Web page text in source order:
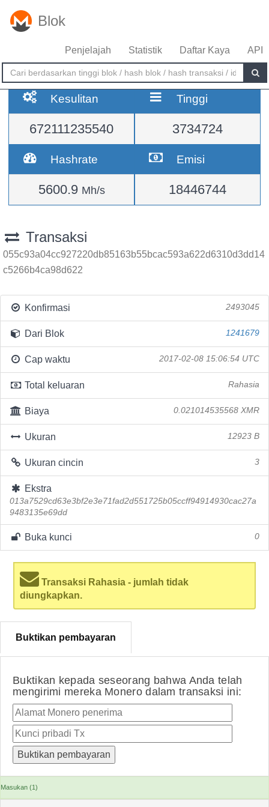
Blok
Penjelajah Statistik Daftar Kaya API
Kesulitan
672111235540
Tinggi
3734724
Hashrate
5600.9 Mh/s
Emisi
18446744
Transaksi
055c93a04cc927220db85163b55bcac593a622d6310d3dd14
c5266b4ca98d622
Konfirmasi 2493045
Dari Blok 1241679
Cap waktu 2017-02-08 15:06:54 UTC
Total keluaran Rahasia
Biaya 0.021014535568 XMR
Ukuran 12923 B
Ukuran cincin 3
Ekstra
013a7529cd63e3bf2e3e71fad2d551725b05ccff94914930cac27a
9483135e69dd
Buka kunci 0
Transaksi Rahasia - jumlah tidak
diungkapkan.
Buktikan pembayaran
Buktikan kepada seseorang bahwa Anda telah
mengirimi mereka Monero dalam transaksi ini:
Masukan (1)